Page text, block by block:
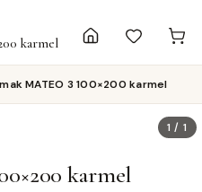
karmel
MATEO 3 100×200 karmel
1 /1
karmel